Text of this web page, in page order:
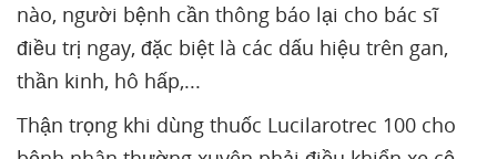
nào, người bệnh cần thông báo lại cho bác sĩ
điều trị ngay, đặc biệt là các dấu hiệu trên gan,
thần kinh, hô hấp,...
Thận trọng khi dùng thuốc Lucilarotrec 100 cho